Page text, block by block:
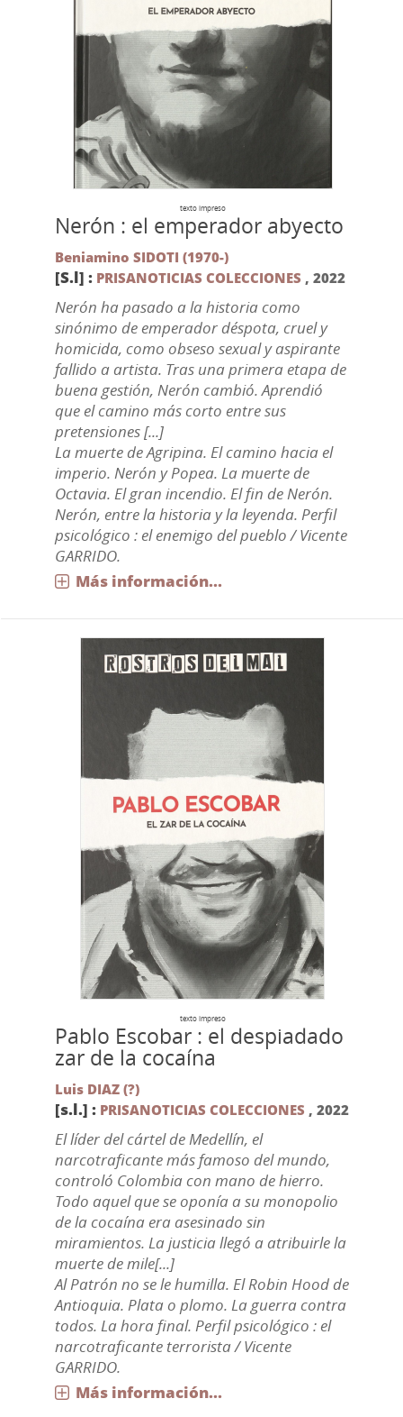
texto impreso
Nerón : el emperador abyecto
Beniamino SIDOTI (1970-)
[S.l] : PRISANOTICIAS COLECCIONES , 2022
Nerón ha pasado a la historia como
sinónimo de emperador déspota, cruel y
homicida, como obseso sexual y aspirante
fallido a artista. Tras una primera etapa de
buena gestión, Nerón cambió. Aprendió
que el camino más corto entre sus
pretensiones [...]
La muerte de Agripina. El camino hacia el
imperio. Nerón y Popea. La muerte de
Octavia. El gran incendio. El fin de Nerón.
Nerón, entre la historia y la leyenda. Perfil
psicológico : el enemigo del pueblo / Vicente
GARRIDO.
Más información...
texto impreso
Pablo Escobar : el despiadado
zar de la cocaína
Luis DIAZ (?)
[s.l.] : PRISANOTICIAS COLECCIONES , 2022
El líder del cártel de Medellín, el
narcotraficante más famoso del mundo,
controló Colombia con mano de hierro.
Todo aquel que se oponía a su monopolio
de la cocaína era asesinado sin
miramientos. La justicia llegó a atribuirle la
muerte de mile[...]
Al Patrón no se le humilla. El Robin Hood de
Antioquia. Plata o plomo. La guerra contra
todos. La hora final. Perfil psicológico : el
narcotraficante terrorista / Vicente
GARRIDO.
Más información...